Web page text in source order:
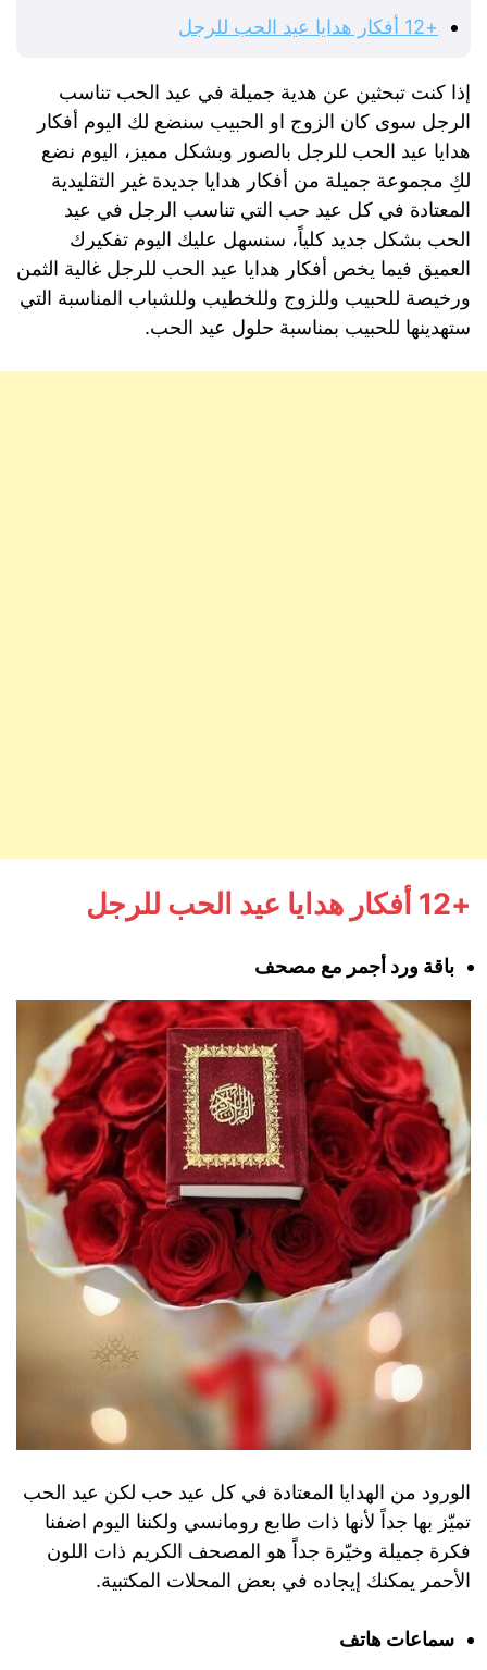
+12 أفكار هدايا عيد الحب للرجل
إذا كنت تبحثين عن هدية جميلة في عيد الحب تناسب
الرجل سوى كان الزوج او الحبيب سنضع لك اليوم أفكار
هدايا عيد الحب للرجل بالصور وبشكل مميز، اليوم نضع
لكِ مجموعة جميلة من أفكار هدايا جديدة غير التقليدية
المعتادة في كل عيد حب التي تناسب الرجل في عيد
الحب بشكل جديد كلياً، سنسهل عليك اليوم تفكيرك
العميق فيما يخص أفكار هدايا عيد الحب للرجل غالية الثمن
ورخيصة للحبيب وللزوج وللخطيب وللشباب المناسبة التي
ستهدينها للحبيب بمناسبة حلول عيد الحب.
+12 أفكار هدايا عيد الحب للرجل
باقة ورد أجمر مع مصحف
الورود من الهدايا المعتادة في كل عيد حب لكن عيد الحب
تميّز بها جداً لأنها ذات طابع رومانسي ولكننا اليوم اضفنا
فكرة جميلة وخيّرة جداً هو المصحف الكريم ذات اللون
الأحمر يمكنك إيجاده في بعض المحلات المكتبية.
سماعات هاتف